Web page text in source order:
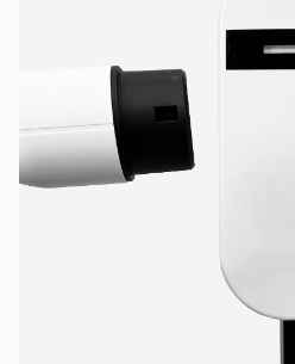
HR Hrvatski